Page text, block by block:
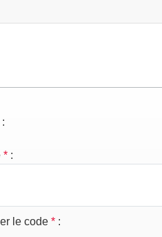
:
* :
le code * :